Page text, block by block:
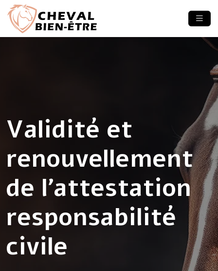
Validité et
renouvellement
de l’attestation
responsabilité
civile